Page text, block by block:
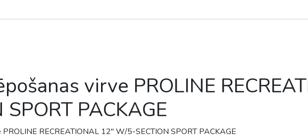
virve PROLINE
SPORT PACKAGE
RECREATIONAL 12″ W/5-SECTION SPORT PACKAGE